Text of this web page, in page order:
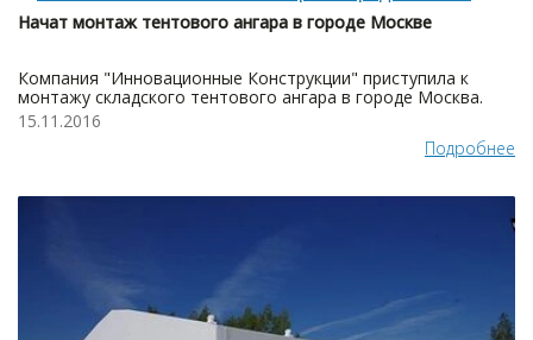
Начат монтаж тентового ангара в городе Москве
Компания "Инновационные Конструкции" приступила к
монтажу складского тентового ангара в городе Москва.
15.11.2016
Подробнее